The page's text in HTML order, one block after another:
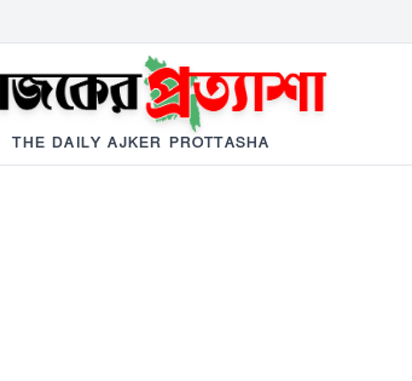
THE DAILY AJKER PROTTASHA